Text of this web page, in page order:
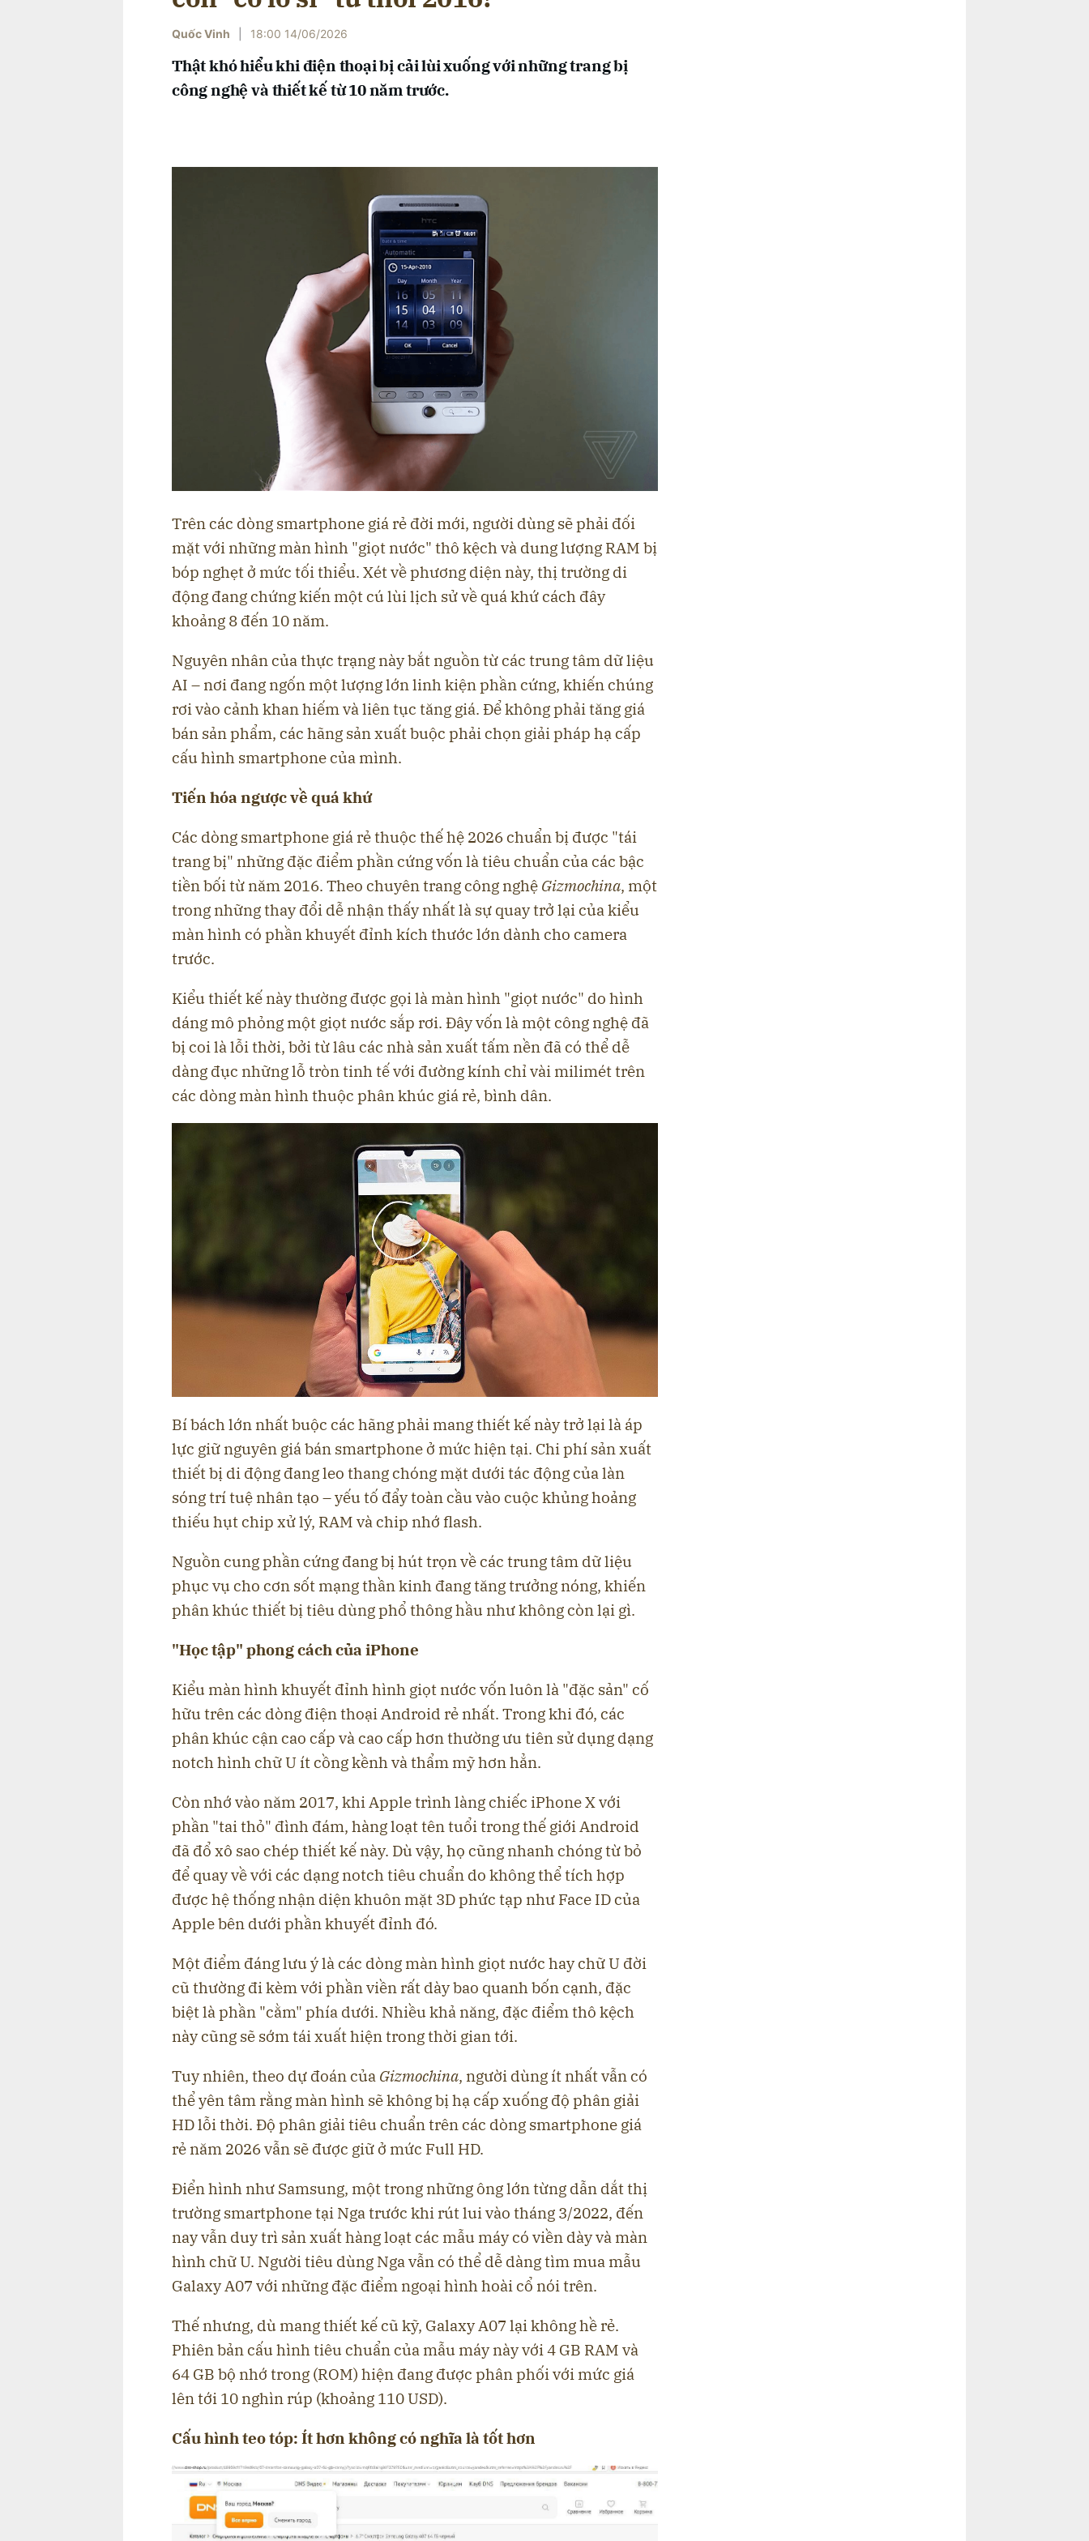
Quốc Vinh 18:00 14/06/2026
Thật khó hiểu khi điện thoại bị cải lùi xuống với những trang bị
công nghệ và thiết kế từ 10 năm trước.
Trên các dòng smartphone giá rẻ đời mới, người dùng sẽ phải đối
mặt với những màn hình "giọt nước" thô kệch và dung lượng RAM bị
bóp nghẹt ở mức tối thiểu. Xét về phương diện này, thị trường di
động đang chứng kiến một cú lùi lịch sử về quá khứ cách đây
khoảng 8 đến 10 năm.
Nguyên nhân của thực trạng này bắt nguồn từ các trung tâm dữ liệu
AI – nơi đang ngốn một lượng lớn linh kiện phần cứng, khiến chúng
rơi vào cảnh khan hiếm và liên tục tăng giá. Để không phải tăng giá
bán sản phẩm, các hãng sản xuất buộc phải chọn giải pháp hạ cấp
cấu hình smartphone của mình.
Tiến hóa ngược về quá khứ
Các dòng smartphone giá rẻ thuộc thế hệ 2026 chuẩn bị được "tái
trang bị" những đặc điểm phần cứng vốn là tiêu chuẩn của các bậc
tiền bối từ năm 2016. Theo chuyên trang công nghệ Gizmochina, một
trong những thay đổi dễ nhận thấy nhất là sự quay trở lại của kiểu
màn hình có phần khuyết đỉnh kích thước lớn dành cho camera
trước.
Kiểu thiết kế này thường được gọi là màn hình "giọt nước" do hình
dáng mô phỏng một giọt nước sắp rơi. Đây vốn là một công nghệ đã
bị coi là lỗi thời, bởi từ lâu các nhà sản xuất tấm nền đã có thể dễ
dàng đục những lỗ tròn tinh tế với đường kính chỉ vài milimét trên
các dòng màn hình thuộc phân khúc giá rẻ, bình dân.
Bí bách lớn nhất buộc các hãng phải mang thiết kế này trở lại là áp
lực giữ nguyên giá bán smartphone ở mức hiện tại. Chi phí sản xuất
thiết bị di động đang leo thang chóng mặt dưới tác động của làn
sóng trí tuệ nhân tạo – yếu tố đẩy toàn cầu vào cuộc khủng hoảng
thiếu hụt chip xử lý, RAM và chip nhớ flash.
Nguồn cung phần cứng đang bị hút trọn về các trung tâm dữ liệu
phục vụ cho cơn sốt mạng thần kinh đang tăng trưởng nóng, khiến
phân khúc thiết bị tiêu dùng phổ thông hầu như không còn lại gì.
"Học tập" phong cách của iPhone
Kiểu màn hình khuyết đỉnh hình giọt nước vốn luôn là "đặc sản" cố
hữu trên các dòng điện thoại Android rẻ nhất. Trong khi đó, các
phân khúc cận cao cấp và cao cấp hơn thường ưu tiên sử dụng dạng
notch hình chữ U ít cồng kềnh và thẩm mỹ hơn hẳn.
Còn nhớ vào năm 2017, khi Apple trình làng chiếc iPhone X với
phần "tai thỏ" đình đám, hàng loạt tên tuổi trong thế giới Android
đã đổ xô sao chép thiết kế này. Dù vậy, họ cũng nhanh chóng từ bỏ
để quay về với các dạng notch tiêu chuẩn do không thể tích hợp
được hệ thống nhận diện khuôn mặt 3D phức tạp như Face ID của
Apple bên dưới phần khuyết đỉnh đó.
Một điểm đáng lưu ý là các dòng màn hình giọt nước hay chữ U đời
cũ thường đi kèm với phần viền rất dày bao quanh bốn cạnh, đặc
biệt là phần "cằm" phía dưới. Nhiều khả năng, đặc điểm thô kệch
này cũng sẽ sớm tái xuất hiện trong thời gian tới.
Tuy nhiên, theo dự đoán của Gizmochina, người dùng ít nhất vẫn có
thể yên tâm rằng màn hình sẽ không bị hạ cấp xuống độ phân giải
HD lỗi thời. Độ phân giải tiêu chuẩn trên các dòng smartphone giá
rẻ năm 2026 vẫn sẽ được giữ ở mức Full HD.
Điển hình như Samsung, một trong những ông lớn từng dẫn dắt thị
trường smartphone tại Nga trước khi rút lui vào tháng 3/2022, đến
nay vẫn duy trì sản xuất hàng loạt các mẫu máy có viền dày và màn
hình chữ U. Người tiêu dùng Nga vẫn có thể dễ dàng tìm mua mẫu
Galaxy A07 với những đặc điểm ngoại hình hoài cổ nói trên.
Thế nhưng, dù mang thiết kế cũ kỹ, Galaxy A07 lại không hề rẻ.
Phiên bản cấu hình tiêu chuẩn của mẫu máy này với 4 GB RAM và
64 GB bộ nhớ trong (ROM) hiện đang được phân phối với mức giá
lên tới 10 nghìn rúp (khoảng 110 USD).
Cấu hình teo tóp: Ít hơn không có nghĩa là tốt hơn